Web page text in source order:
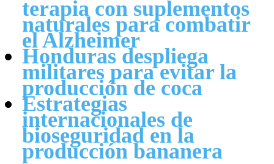
terapia con suplementos
naturales para combatir
el Alzheimer
Honduras despliega
militares para evitar la
producción de coca
Estrategias
internacionales de
bioseguridad en la
producción bananera